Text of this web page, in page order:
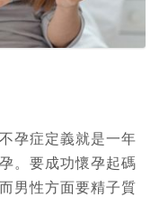
孕症定義就是一年
。要成功懷孕起碼
男性方面要精子質